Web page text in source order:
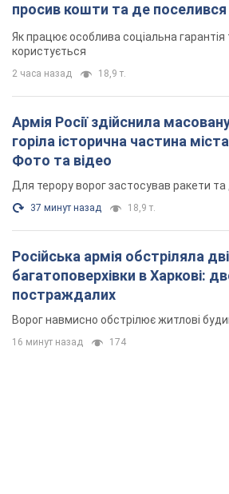
просив кошти та де поселився
Як працює особлива соціальна
користується
2 часа назад 18,9 т.
Армія Росії здійснила
горіла історична частина
Фото та відео
Для терору ворог застосував ракети та
37 минут назад 18,9 т.
Російська армія обстріляла дві
багатоповерхівки в Харкові:
постраждалих
Ворог навмисно обстрілює житлові
16 минут назад 174